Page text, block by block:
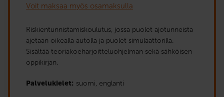
Voit maksaa myös osamaksulla
Riskientunnistamiskoulutus, jossa puolet ajotunneista
ajetaan oikealla autolla ja puolet simulaattorilla.
Sisältää teoriakoeharjoitteluohjelman sekä sähköisen
oppikirjan.
Palvelukielet: suomi, englanti